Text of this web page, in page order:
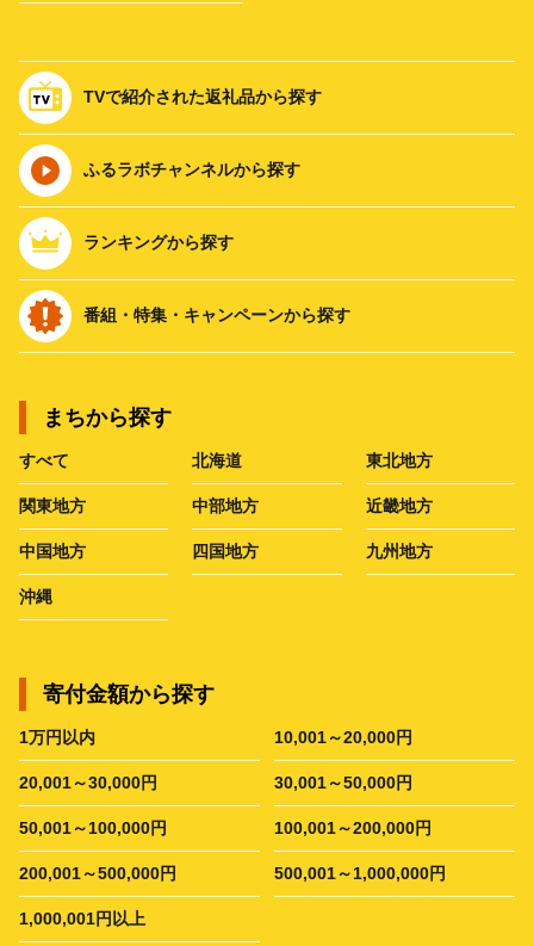
TVで紹介された返礼品から探す
ふるラボチャンネルから探す
ランキングから探す
番組・特集・キャンペーンから探す
まちから探す
すべて 北海道 東北地方
関東地方 中部地方 近畿地方
中国地方 四国地方 九州地方
沖縄
寄付金額から探す
1万円以内 10,001～20,000円
20,001～30,000円 30,001～50,000円
50,001～100,000円 100,001～200,000円
200,001～500,000円 500,001～1,000,000円
1,000,001円以上